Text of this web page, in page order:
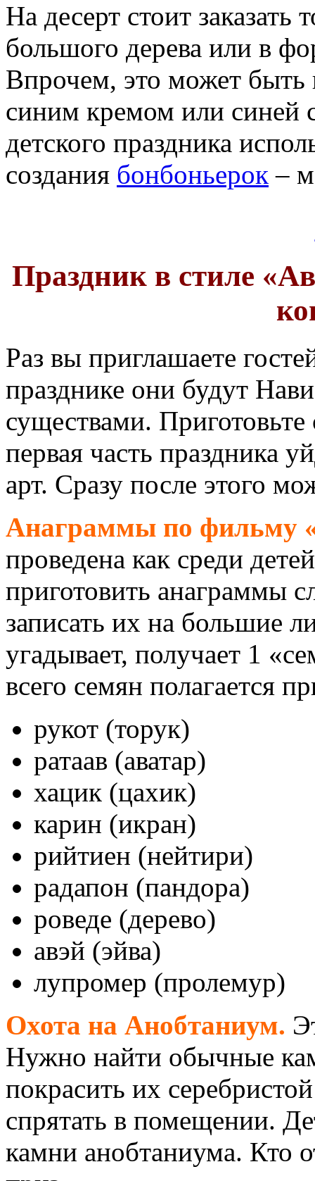
На десерт стоит
большого дерева или в
Впрочем, это может
синим кремом или синей
детского праздника
создания бонбоньерок –
Праздник в стиле
Раз вы приглашаете
празднике они будут
существами.
первая часть праздника
арт. Сразу после этого
Анаграммы по фильму
проведена как среди
приготовить анаграммы
записать их на большие
угадывает, получает 1
всего семян полагается
рукот (торук)
ратаав (аватар)
хацик (цахик)
карин (икран)
рийтиен (нейтири)
радапон (пандора)
роведе (дерево)
авэй (эйва)
лупромер (пролемур)
Охота на Анобтаниум.
Нужно найти обычные
покрасить их
спрятать в помещении.
камни анобтаниума. Кто